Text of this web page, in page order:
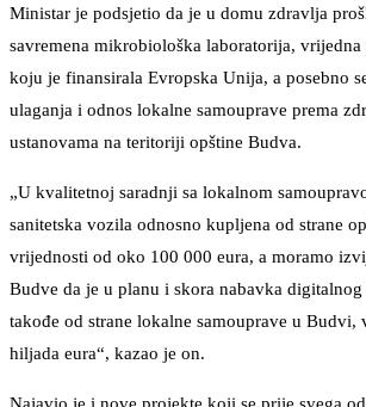
Ministar je podsjetio da je u domu zdravlja
savremena mikrobiološka laboratorija,
koju je finansirala Evropska Unija, a posebno
ulaganja i odnos lokalne samouprave prema
ustanovama na teritoriji opštine Budva.
„U kvalitetnoj saradnji sa lokalnom
sanitetska vozila odnosno kupljena od strane
vrijednosti od oko 100 000 eura, a moramo
Budve da je u planu i skora nabavka
takođe od strane lokalne samouprave u Budvi,
hiljada eura“, kazao je on.